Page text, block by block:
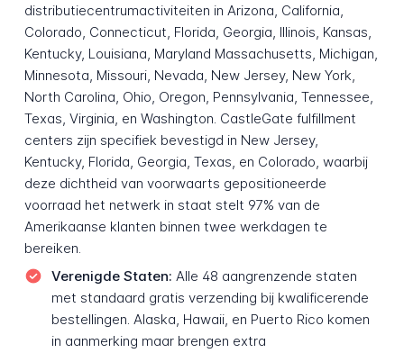
distributiecentrumactiviteiten in Arizona, California,
Colorado, Connecticut, Florida, Georgia, Illinois, Kansas,
Kentucky, Louisiana, Maryland Massachusetts, Michigan,
Minnesota, Missouri, Nevada, New Jersey, New York,
North Carolina, Ohio, Oregon, Pennsylvania, Tennessee,
Texas, Virginia, en Washington. CastleGate fulfillment
centers zijn specifiek bevestigd in New Jersey,
Kentucky, Florida, Georgia, Texas, en Colorado, waarbij
deze dichtheid van voorwaarts gepositioneerde
voorraad het netwerk in staat stelt 97% van de
Amerikaanse klanten binnen twee werkdagen te
bereiken.
Verenigde Staten: Alle 48 aangrenzende staten
met standaard gratis verzending bij kwalificerende
bestellingen. Alaska, Hawaii, en Puerto Rico komen
in aanmerking maar brengen extra